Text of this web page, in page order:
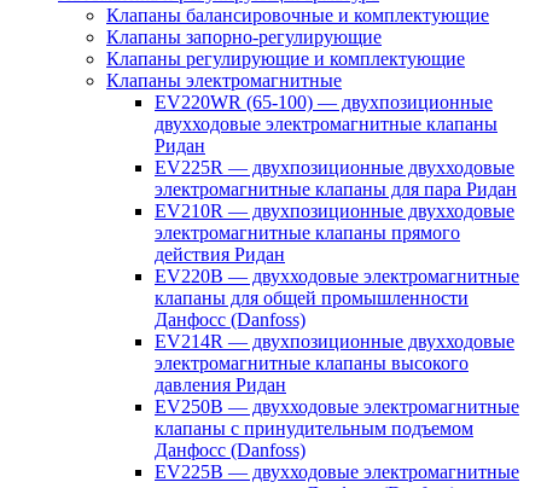
Клапаны балансировочные и комплектующие
Клапаны запорно-регулирующие
Клапаны регулирующие и комплектующие
Клапаны электромагнитные
EV220WR (65-100) — двухпозиционные
двухходовые электромагнитные клапаны
Ридан
EV225R — двухпозиционные двухходовые
электромагнитные клапаны для пара Ридан
EV210R — двухпозиционные двухходовые
электромагнитные клапаны прямого
действия Ридан
EV220B — двухходовые электромагнитные
клапаны для общей промышленности
Данфосс (Danfoss)
EV214R — двухпозиционные двухходовые
электромагнитные клапаны высокого
давления Ридан
EV250B — двухходовые электромагнитные
клапаны с принудительным подъемом
Данфосс (Danfoss)
EV225B — двухходовые электромагнитные